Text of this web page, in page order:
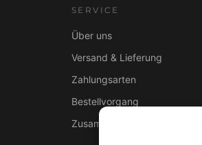
SERVICE
Über uns
Versand & Lieferung
Zahlungsarten
Bestellvorgang
Zusammenarbeit B2B